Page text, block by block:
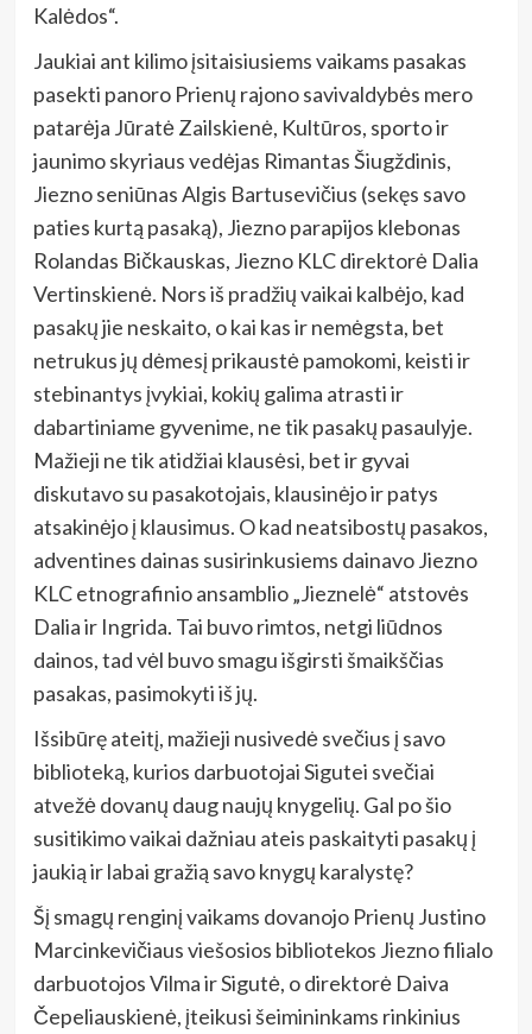
Kalėdos“.
Jaukiai ant kilimo įsitaisiusiems vaikams pasakas
pasekti panoro Prienų rajono savivaldybės mero
patarėja Jūratė Zailskienė, Kultūros, sporto ir
jaunimo skyriaus vedėjas Rimantas Šiugždinis,
Jiezno seniūnas Algis Bartusevičius (sekęs savo
paties kurtą pasaką), Jiezno parapijos klebonas
Rolandas Bičkauskas, Jiezno KLC direktorė Dalia
Vertinskienė. Nors iš pradžių vaikai kalbėjo, kad
pasakų jie neskaito, o kai kas ir nemėgsta, bet
netrukus jų dėmesį prikaustė pamokomi, keisti ir
stebinantys įvykiai, kokių galima atrasti ir
dabartiniame gyvenime, ne tik pasakų pasaulyje.
Mažieji ne tik atidžiai klausėsi, bet ir gyvai
diskutavo su pasakotojais, klausinėjo ir patys
atsakinėjo į klausimus. O kad neatsibostų pasakos,
adventines dainas susirinkusiems dainavo Jiezno
KLC etnografinio ansamblio „Jieznelė“ atstovės
Dalia ir Ingrida. Tai buvo rimtos, netgi liūdnos
dainos, tad vėl buvo smagu išgirsti šmaikščias
pasakas, pasimokyti iš jų.
Išsibūrę ateitį, mažieji nusivedė svečius į savo
biblioteką, kurios darbuotojai Sigutei svečiai
atvežė dovanų daug naujų knygelių. Gal po šio
susitikimo vaikai dažniau ateis paskaityti pasakų į
jaukią ir labai gražią savo knygų karalystę?
Šį smagų renginį vaikams dovanojo Prienų Justino
Marcinkevičiaus viešosios bibliotekos Jiezno filialo
darbuotojos Vilma ir Sigutė, o direktorė Daiva
Čepeliauskienė, įteikusi šeimininkams rinkinius